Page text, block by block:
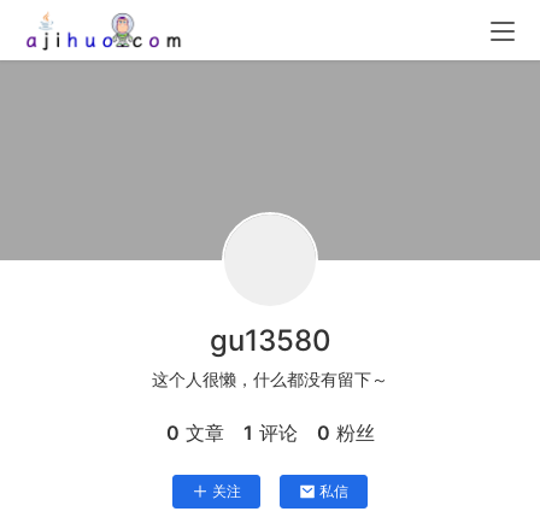
gu13580
这个人很懒，什么都没有留下～
0 文章 1 评论 0 粉丝
关注 私信